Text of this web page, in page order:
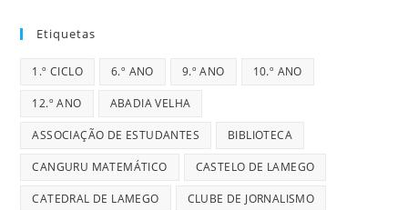
Etiquetas
1.º CICLO 6.º ANO 9.º ANO 10.º ANO
12.º ANO ABADIA VELHA
ASSOCIAÇÃO DE ESTUDANTES BIBLIOTECA
CANGURU MATEMÁTICO CASTELO DE LAMEGO
CATEDRAL DE LAMEGO CLUBE DE JORNALISMO